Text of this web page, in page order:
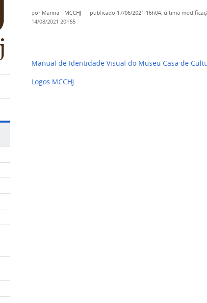
por Marina - MCCHJ — publicado 17/06/2021 16h04, última
14/08/2021 20h55
Manual de Identidade Visual do Museu Casa de
Logos MCCHJ